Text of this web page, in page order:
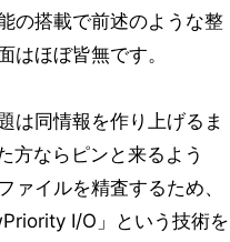
の搭載で前述のような整
ほぼ皆無です。
は同情報を作り上げるま
方ならピンと来るよう
イルを精査するため、
I/O」という技術を